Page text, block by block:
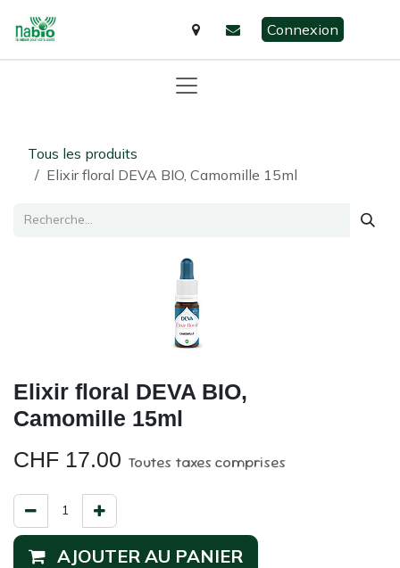
Connexion
Tous les produits
Elixir floral DEVA BIO, Camomille 15ml
Elixir floral DEVA BIO,
Camomille 15ml
CHF 17.00 Toutes taxes comprises
AJOUTER AU PANIER